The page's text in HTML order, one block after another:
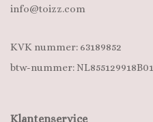
info@toizz.com
KVK nummer: 63189852
btw-nummer: NL855129918B01
Klantenservice